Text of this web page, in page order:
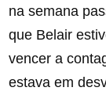
na semana
que Belair
vencer a
estava em